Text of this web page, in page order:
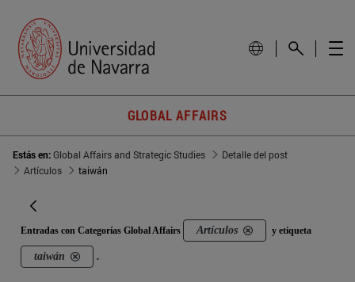
GLOBAL AFFAIRS
Estás en:Global Affairs and Strategic Studies
Detalle del post
Artículos
taiwán
Entradas con Categorías Global Affairs Artículos y etiqueta
taiwán .